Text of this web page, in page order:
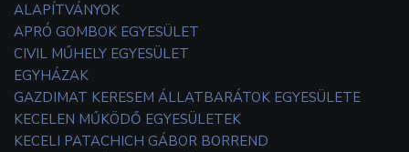
ALAPÍTVÁNYOK
APRÓ GOMBOK EGYESÜLET
CIVIL MŰHELY EGYESÜLET
EGYHÁZAK
GAZDIMAT KERESEM ÁLLATBARÁTOK EGYESÜLETE
KECELEN MŰKÖDŐ EGYESÜLETEK
KECELI PATACHICH GÁBOR BORREND